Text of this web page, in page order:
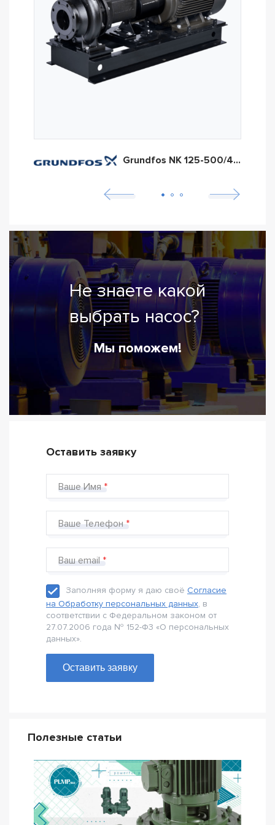
Grundfos NK 125-500/447
Не знаете какой
выбрать насос?
Мы поможем!
Оставить заявку
Ваше Имя
Ваше Телефон
Ваш email
Заполняя форму я даю своё Согласие
на Обработку персональных данных, в
соответствии с Федеральном законом от
27.07.2006 года № 152-Ф3 «О персональных
данных».
Оставить заявку
Полезные статьи